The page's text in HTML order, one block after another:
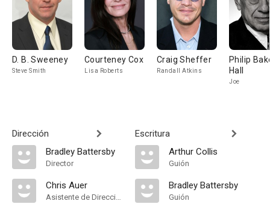
D. B. Sweeney
Steve Smith
Courteney Cox
Lisa Roberts
Craig Sheffer
Randall Atkins
Philip
Hall
Joe
Dirección
Bradley Battersby
Director
Chris Auer
Asistente de Dirección
Escritura
Arthur Collis
Guión
Bradley Battersby
Guión